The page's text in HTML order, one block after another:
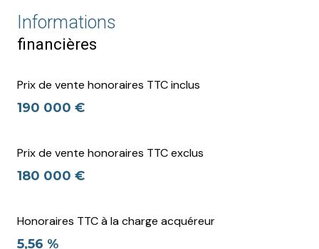
Informations
financières
Prix de vente honoraires TTC inclus
190 000 €
Prix de vente honoraires TTC exclus
180 000 €
Honoraires TTC à la charge acquéreur
5,56 %